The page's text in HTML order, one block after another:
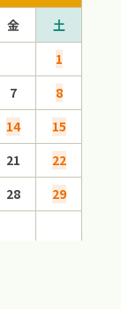
金
土
1
7
8
14
15
21
22
28
29